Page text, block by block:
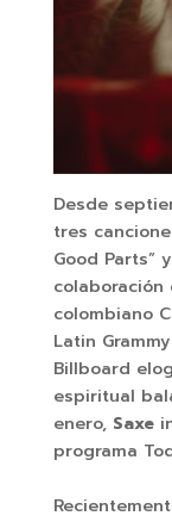
Desde
tres
Good Parts”
colombiano
Latin
Billboard
espiritual
enero,Saxe
programa